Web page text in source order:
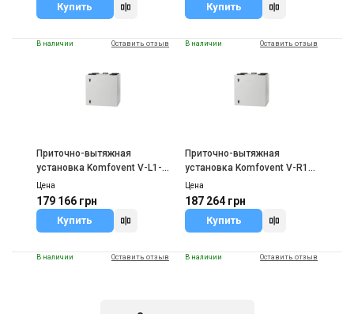
Купить Купить
В наличии Оставить отзыв
Приточно-вытяжная
установка Komfovent V-L1-
F7/M5-C6M-L/A
Цена
179 166 грн
Купить
В наличии Оставить отзыв
Приточно-вытяжная
установка Komfovent V-R1-
F7/M5-C6M-L/AZ
Цена
187 264 грн
Купить
В наличии Оставить отзыв В наличии Оставить отзыв